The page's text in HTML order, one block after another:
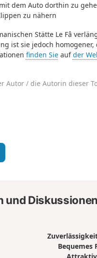
dem Auto dorthin zu
zu nähern
Stätte Le Fâ
ist sie jedoch
finden Sieaufder
Autor / die Autorin dieser
und Diskussionen
Bequemes